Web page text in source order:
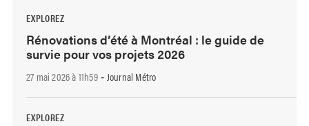
EXPLOREZ
Rénovations d’été à Montréal : le guide de
survie pour vos projets 2026
27 mai 2026 à 11h59- Journal Métro
EXPLOREZ